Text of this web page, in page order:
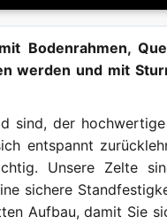
Bodenrahmen,
werden und mit
sind, der
entspannt
Unsere Zelte
sichere
Aufbau, damit Sie